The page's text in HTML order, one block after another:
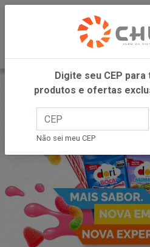
Digite seu CEP
produtos e ofertas
Não sei meu CEP